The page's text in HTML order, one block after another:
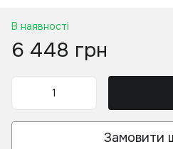
В наявності
6 448 грн
Замовити